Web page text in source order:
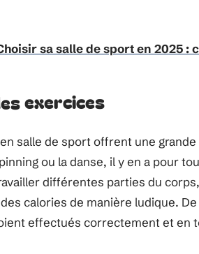
sa salle de sport en 2025
exercices
salle de sport offrent une
ou la danse, il y en a pour
différentes parties du
calories de manière ludique.
effectués correctement et en